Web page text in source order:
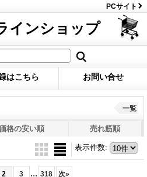
PCサイト
インショップ
はこちら お問い合せ
一覧
格の安い順 売れ筋順
表示件数:
2 3 ... 318 次»